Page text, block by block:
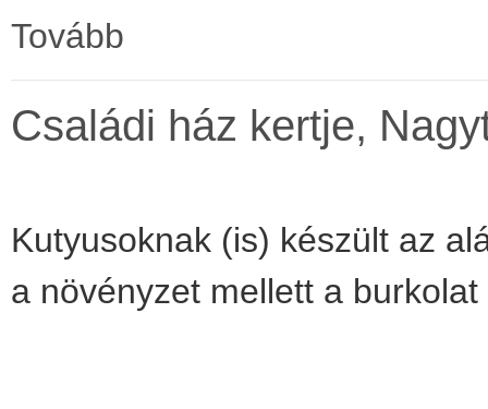
Tovább
Családi ház kertje,
Kutyusoknak (is) készült az
a növényzet mellett a